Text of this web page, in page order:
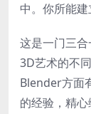
中。你所能建
这是一门三
3D艺术的不
Blender方面
的经验，精